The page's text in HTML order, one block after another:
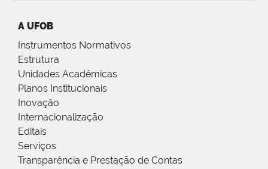
A UFOB
Instrumentos Normativos
Estrutura
Unidades Acadêmicas
Planos Institucionais
Inovação
Internacionalização
Editais
Serviços
Transparência e Prestação de Contas